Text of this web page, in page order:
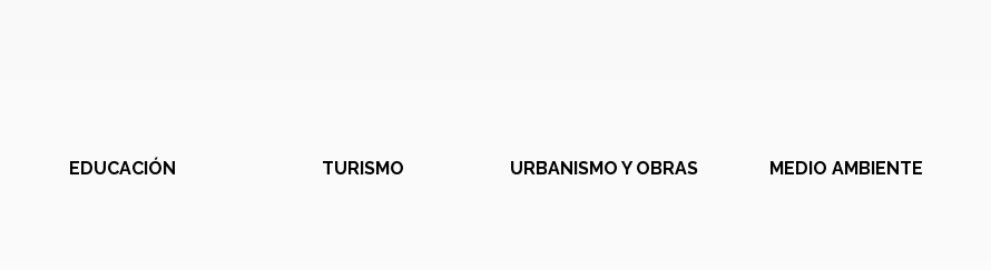
EDUCACIÓN TURISMO URBANISMO Y OBRAS MEDIO AMBIENTE